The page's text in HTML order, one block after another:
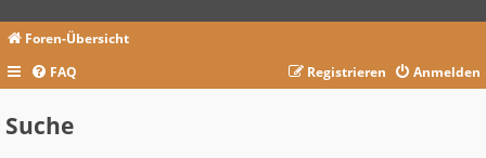
Foren-Übersicht
FAQ
Anmelden
Registrieren
Suche